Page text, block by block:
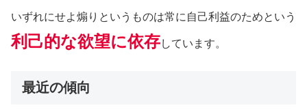
いずれにせよ煽りというものは常に自己利益のためという
利己的な欲望に依存しています。
最近の傾向